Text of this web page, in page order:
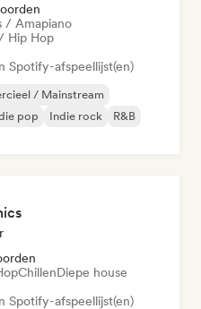
/ Amapiano
Hip Hop
Spotify-afspeellijst(en)
/ Mainstream
pop Indie rock
R&B
ChillenDiepe house
Spotify-afspeellijst(en)